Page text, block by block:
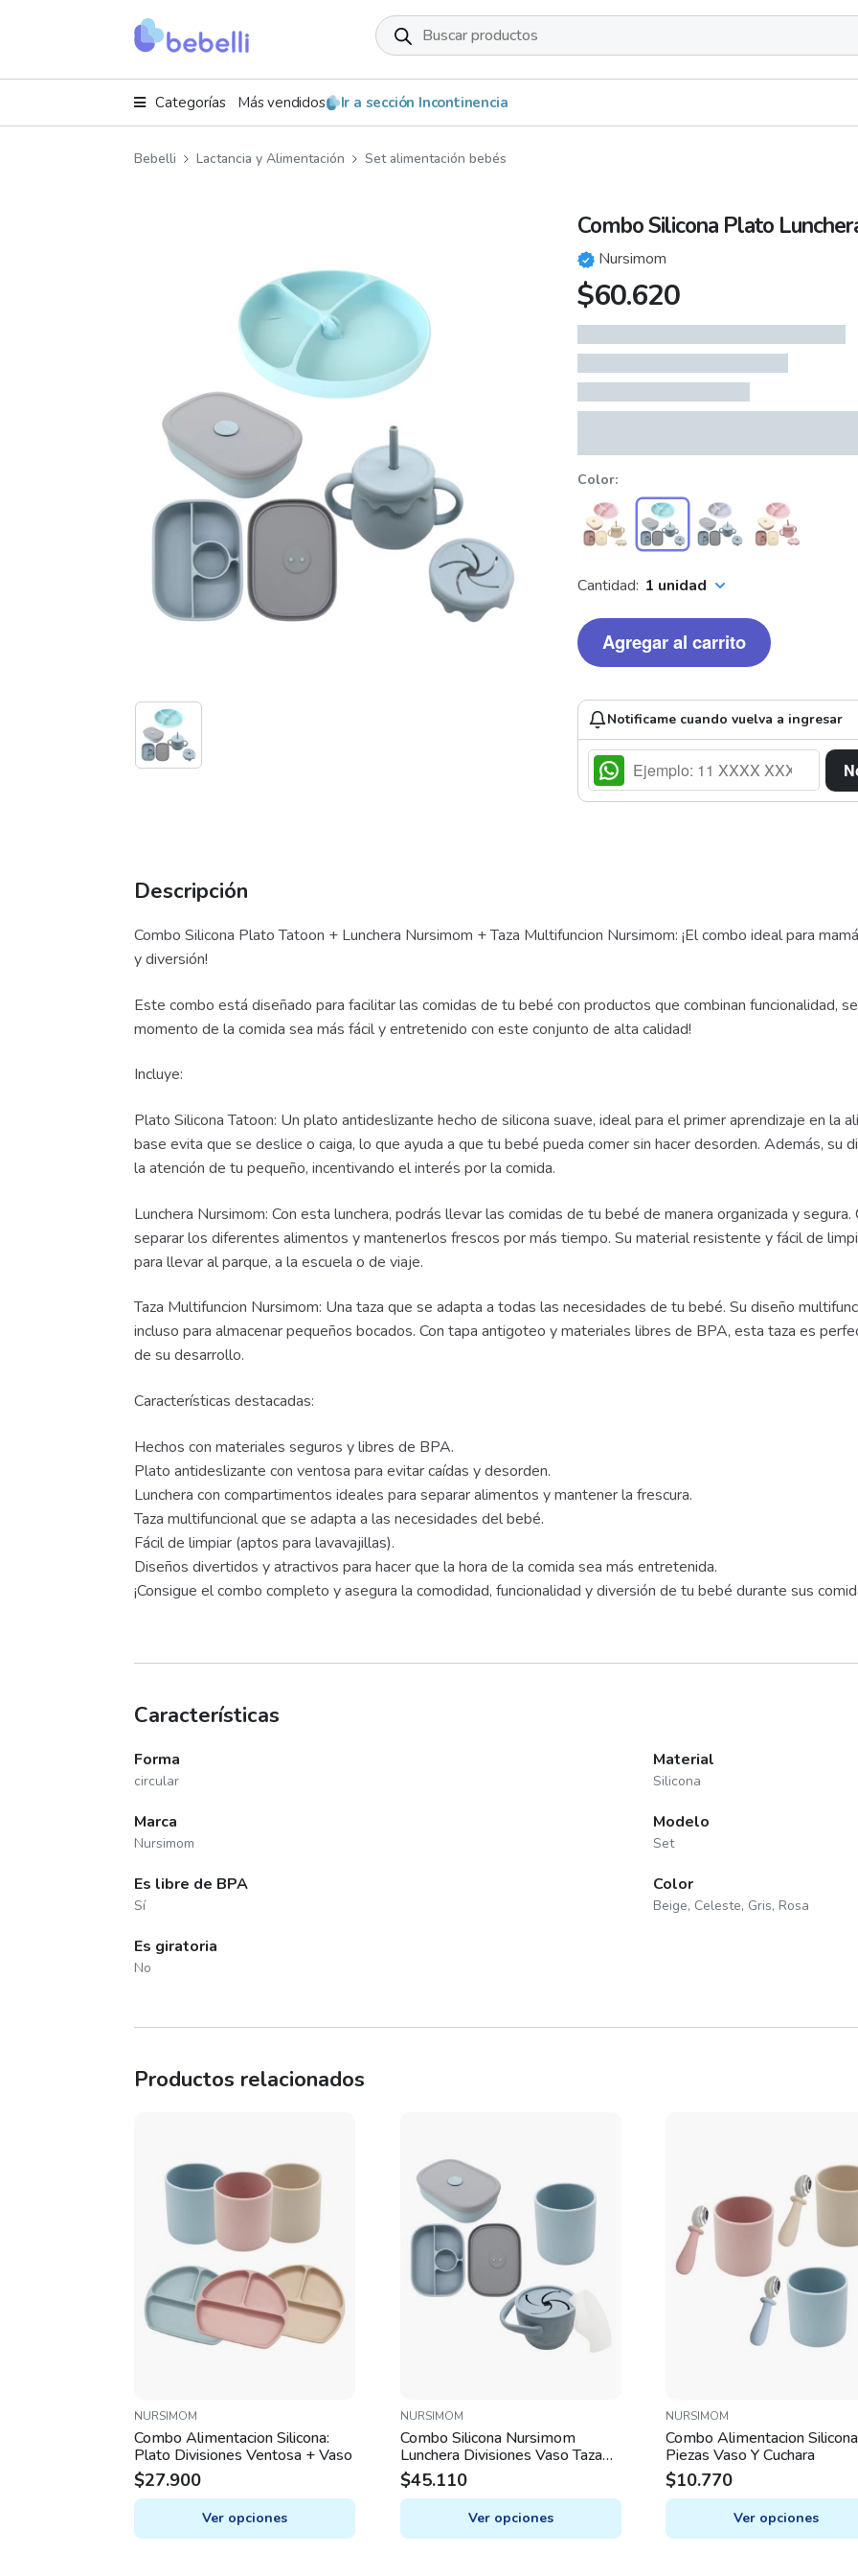
Products
search
Categorías Más vendidos Ir a sección Incontinencia
Bebelli Lactancia y Alimentación Set alimentación bebés
Combo Silicona Plato
Nursimom
$60.620
Color
Cantidad: 1 unidad
Agregar al carrito
Notificame cuando vuelva a ingresar
Descripción
Combo Silicona Plato Tatoon + Lunchera Nursimom + Taza Multifuncion Nursimom: ¡El combo ideal para
y diversión!
Este combo está diseñado para facilitar las comidas de tu bebé con productos que combinan funcionalidad,
momento de la comida sea más fácil y entretenido con este conjunto de alta calidad!
Incluye:
Plato Silicona Tatoon: Un plato antideslizante hecho de silicona suave, ideal para el primer aprendizaje en la
base evita que se deslice o caiga, lo que ayuda a que tu bebé pueda comer sin hacer desorden. Además, su
la atención de tu pequeño, incentivando el interés por la comida.
Lunchera Nursimom: Con esta lunchera, podrás llevar las comidas de tu bebé de manera organizada y
separar los diferentes alimentos y mantenerlos frescos por más tiempo. Su material resistente y fácil de
para llevar al parque, a la escuela o de viaje.
Taza Multifuncion Nursimom: Una taza que se adapta a todas las necesidades de tu bebé. Su diseño
incluso para almacenar pequeños bocados. Con tapa antigoteo y materiales libres de BPA, esta taza es
de su desarrollo.
Características destacadas:
Hechos con materiales seguros y libres de BPA.
Plato antideslizante con ventosa para evitar caídas y desorden.
Lunchera con compartimentos ideales para separar alimentos y mantener la frescura.
Taza multifuncional que se adapta a las necesidades del bebé.
Fácil de limpiar (aptos para lavavajillas).
Diseños divertidos y atractivos para hacer que la hora de la comida sea más entretenida.
¡Consigue el combo completo y asegura la comodidad, funcionalidad y diversión de tu bebé durante sus
Características
Forma
circular
Marca
Nursimom
Es libre de BPA
Sí
Es giratoria
No
Material
Silicona
Modelo
Set
Color
Beige, Celeste, Gris, Rosa
Productos relacionados
NURSIMOM
Combo Alimentacion Silicona:
Plato Divisiones Ventosa + Vaso
$27.900
Ver opciones
NURSIMOM
Combo Silicona Nursimom
Lunchera Divisiones Vaso Taza
Snack
$45.110
Ver opciones
NURSIMOM
Combo Alimentacion
Piezas Vaso Y Cuchara
$10.770
Ver opciones